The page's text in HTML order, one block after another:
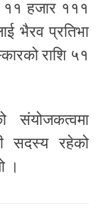
११ हजार १११
भैरव प्रतिभा
राशि ५१
संयोजकत्वमा
सदस्य रहेको
।